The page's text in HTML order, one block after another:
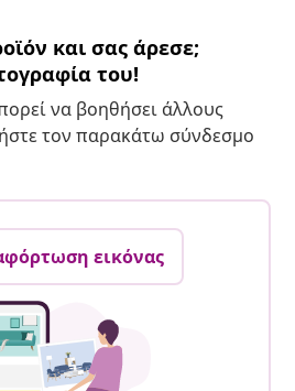
και σας άρεσε;
του!
να βοηθήσει άλλους
τον παρακάτω σύνδεσμο
εικόνας